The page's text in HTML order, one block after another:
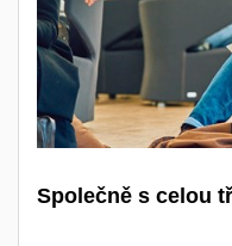
Společně s celou